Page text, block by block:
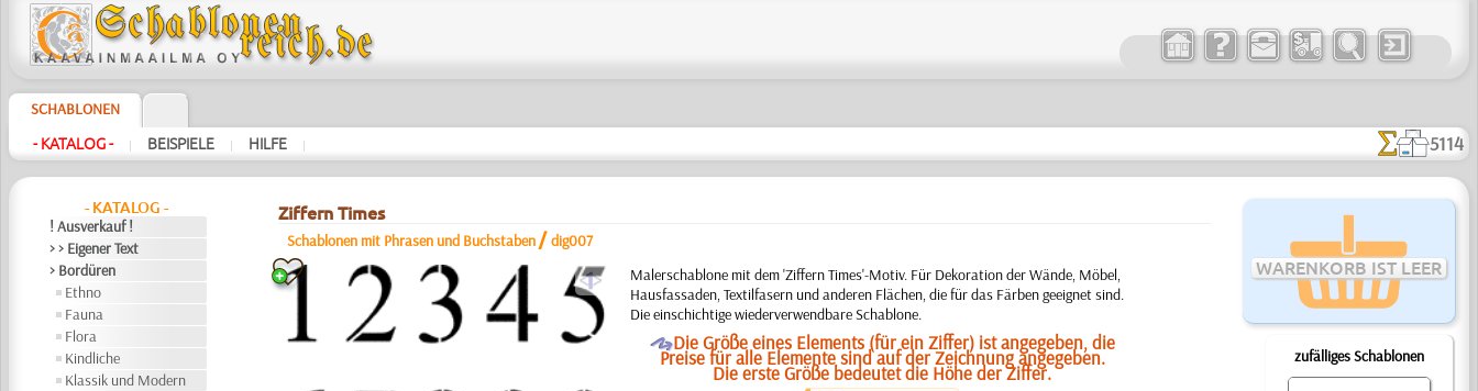
SCHABLONEN
- KATALOG - | BEISPIELE | HILFE | 5114
- KATALOG -
! Ausverkauf !
> > Eigener Text
> Bordüren
Ethno
Fauna
Flora
Kindliche
Klassik und Modern
WARENKORB IST LEER
zufälliges Schablonen
Ziffern Times
Schablonen mit Phrasen und Buchstaben /dig007
a
Malerschablone mit dem 'Ziffern Times'-Motiv. Für Dekoration der Wände, Möbel,
Hausfassaden, Textilfasern und anderen Flächen, die für das Färben geeignet sind.
Die einschichtige wiederverwendbare Schablone.
ODie Größe eines Elements (für ein Ziffer) ist angegeben, die
Preise für alle Elemente sind auf der Zeichnung angegeben.
Die erste Größe bedeutet die Höhe der Ziffer.